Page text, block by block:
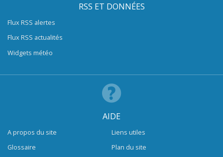
RSS ET DONNÉES
Flux RSS alertes
Flux RSS actualités
Widgets météo
AIDE
A propos du site
Glossaire
Liens utiles
Plan du site